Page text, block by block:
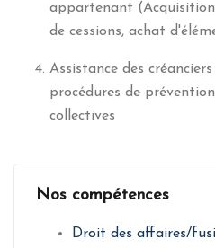
Nos compétences
Droit des affaires/
appartenant
de cessions, achat
Assistance des
procédures de
collectives